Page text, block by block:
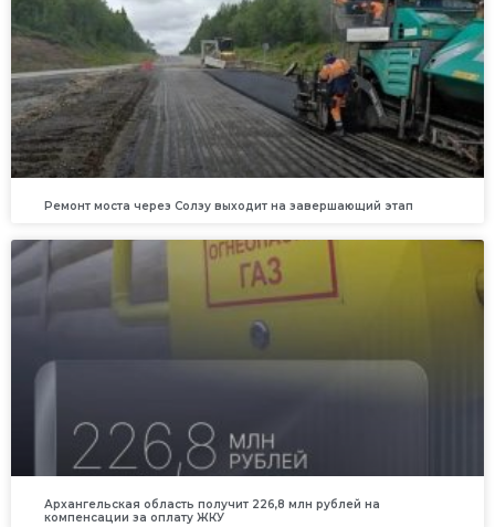
Ремонт моста через Солзу выходит на завершающий этап
Архангельская область получит 226,8 млн рублей на
компенсации за оплату ЖКУ